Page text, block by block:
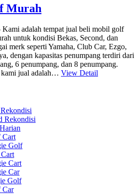
Murah
adalah tempat jual beli mobil golf
untuk kondisi Bekas, Second, dan
merk seperti Yamaha, Club Car, Ezgo,
dengan kapasitas penumpang terdiri dari
6 penumpang, dan 8 penumpang.
jual adalah… View Detail
Rekondisi
Cart
Golf
Cart
Car
Golf
Car